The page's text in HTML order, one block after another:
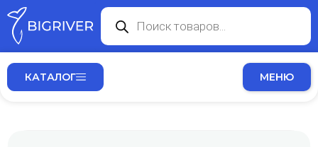
КАТАЛОГ МЕНЮ